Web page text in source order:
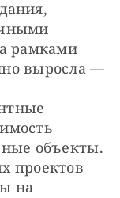
рамками
выросла —
объекты.
проектов
на